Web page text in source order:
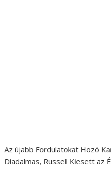
Az újabb Fordulatokat Hozó
Diadalmas, Russell Kiesett az